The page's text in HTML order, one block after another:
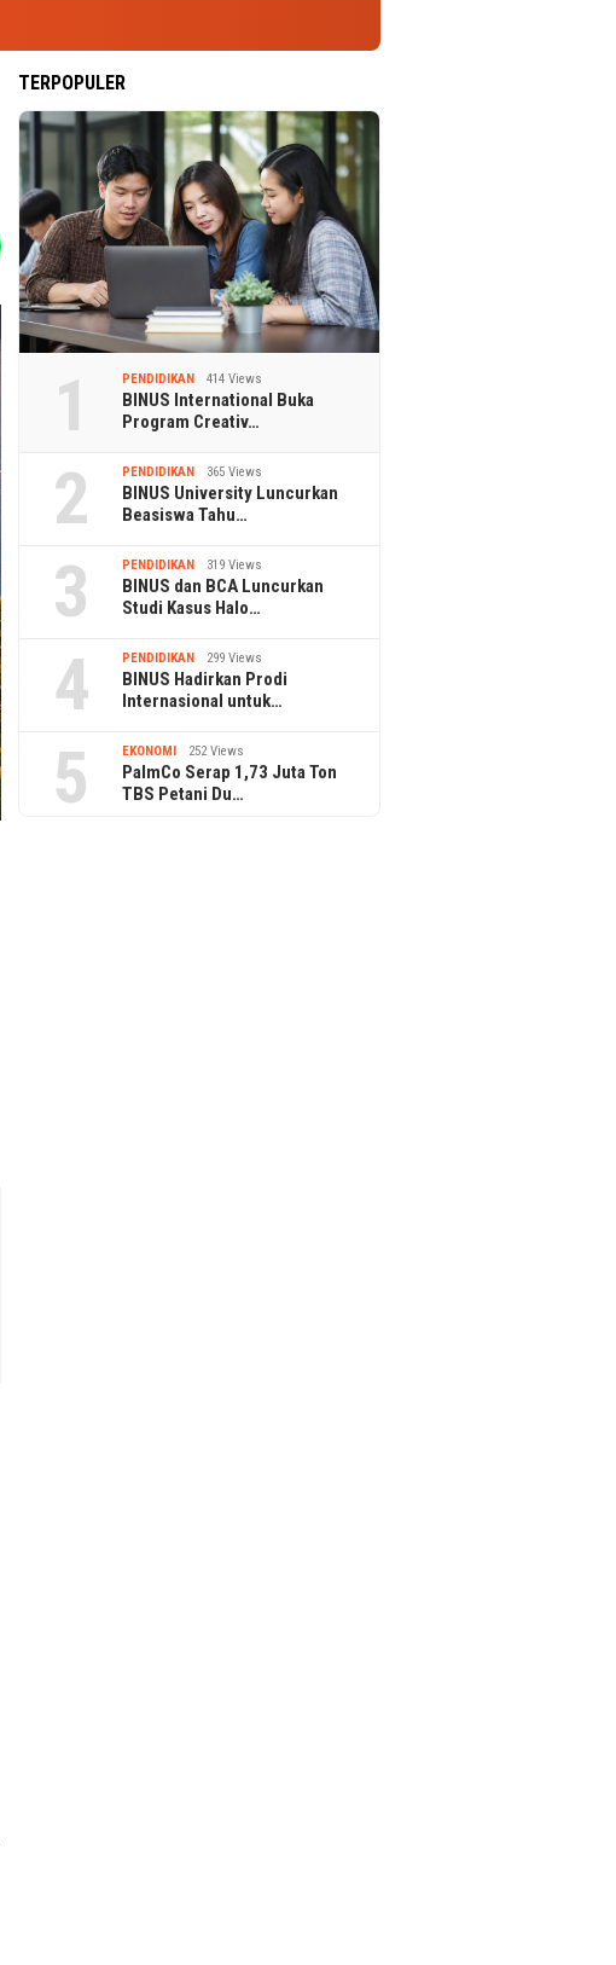
TERPOPULER
1 PENDIDIKAN 414 Views
BINUS International Buka
Program Creativ…
2 PENDIDIKAN 365 Views
BINUS University Luncurkan
Beasiswa Tahu…
3 PENDIDIKAN 319 Views
BINUS dan BCA Luncurkan
Studi Kasus Halo…
4 PENDIDIKAN 299 Views
BINUS Hadirkan Prodi
Internasional untuk…
5 EKONOMI 252 Views
PalmCo Serap 1,73 Juta Ton
TBS Petani Du…